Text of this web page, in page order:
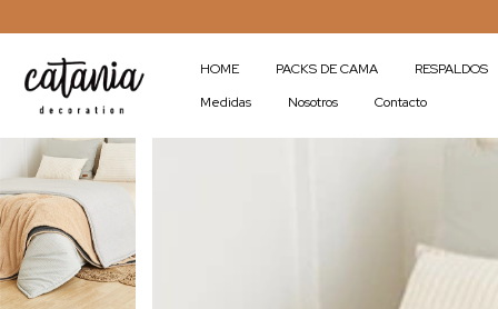
HOME PACKS DE CAMA
RESPALDOS
Medidas
Nosotros Contacto